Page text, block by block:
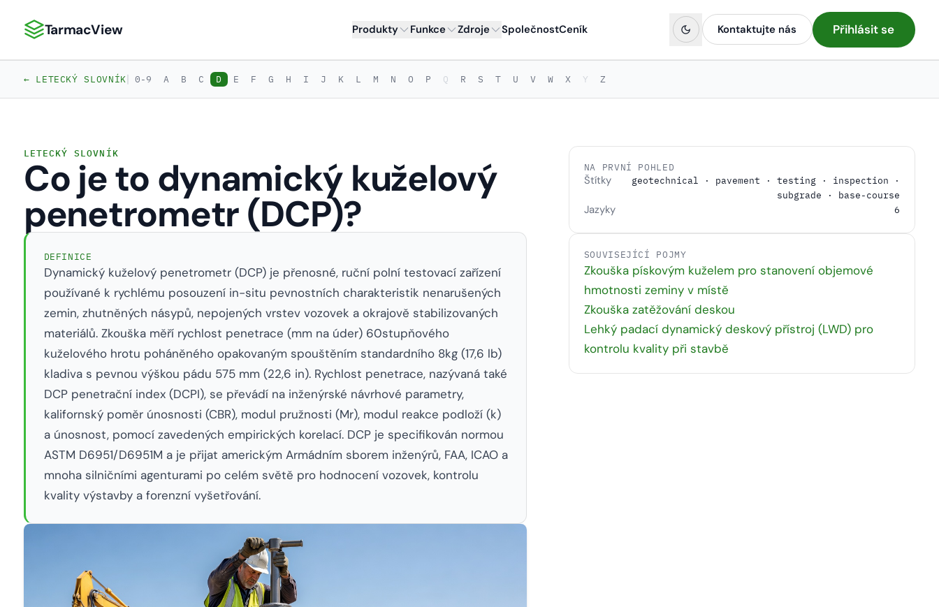
TarmacView: Precizní letecká analytika
TarmacView Produkty Funkce Zdroje SpolečnostCeník Kontaktujte nás Přihlásit se
← LETECKÝ SLOVNÍK| 0-9 A B C D E F G H I J K L M N O P Q R S T U V W X Y Z
LETECKÝ SLOVNÍK
Co je to dynamický kuželový
penetrometr (DCP)?
DEFINICE
Dynamický kuželový penetrometr (DCP) je přenosné, ruční polní testovací zařízení
používané k rychlému posouzení in-situ pevnostních charakteristik nenarušených
zemin, zhutněných násypů, nepojených vrstev vozovek a okrajově stabilizovaných
materiálů. Zkouška měří rychlost penetrace (mm na úder) 60stupňového
kuželového hrotu poháněného opakovaným spouštěním standardního 8kg (17,6 lb)
kladiva s pevnou výškou pádu 575 mm (22,6 in). Rychlost penetrace, nazývaná také
DCP penetrační index (DCPI), se převádí na inženýrské návrhové parametry,
kalifornský poměr únosnosti (CBR), modul pružnosti (Mr), modul reakce podloží (k)
a únosnost, pomocí zavedených empirických korelací. DCP je specifikován normou
ASTM D6951/D6951M a je přijat americkým Armádním sborem inženýrů, FAA, ICAO a
mnoha silničními agenturami po celém světě pro hodnocení vozovek, kontrolu
kvality výstavby a forenzní vyšetřování.
NA PRVNÍ POHLED
Štítky
geotechnical · pavement · testing · inspection ·
subgrade · base-course
Jazyky 6
SOUVISEJÍCÍ POJMY
Zkouška pískovým kuželem pro stanovení objemové
hmotnosti zeminy v místě
Zkouška zatěžování deskou
Lehký padací dynamický deskový přístroj (LWD) pro
kontrolu kvality při stavbě